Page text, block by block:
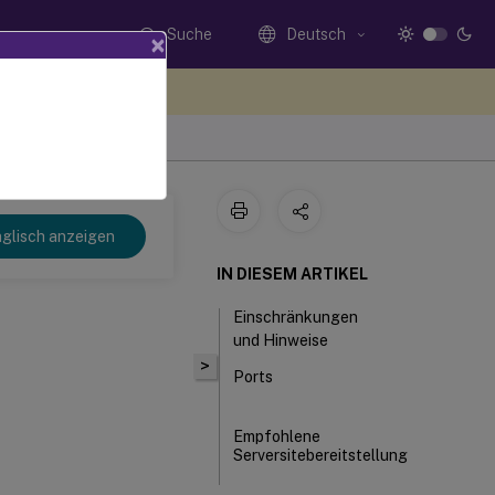
Suche Deutsch
anzeigen
>
IN DIESEM ARTIKEL
Einschränkungen
und Hinweise
Ports
Empfohlene
Serversitebereitstellung
×